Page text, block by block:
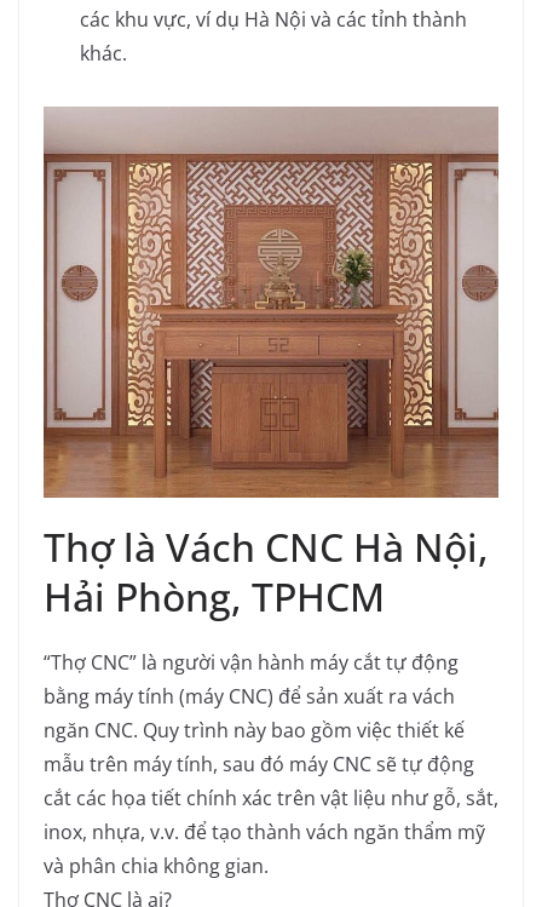
các khu vực, ví dụ Hà Nội và các tỉnh thành
khác.
Thợ là Vách CNC Hà Nội,
Hải Phòng, TPHCM
“Thợ CNC” là người vận hành máy cắt tự động
bằng máy tính (máy CNC) để sản xuất ra vách
ngăn CNC. Quy trình này bao gồm việc thiết kế
mẫu trên máy tính, sau đó máy CNC sẽ tự động
cắt các họa tiết chính xác trên vật liệu như gỗ, sắt,
inox, nhựa, v.v. để tạo thành vách ngăn thẩm mỹ
và phân chia không gian.
Thợ CNC là ai?